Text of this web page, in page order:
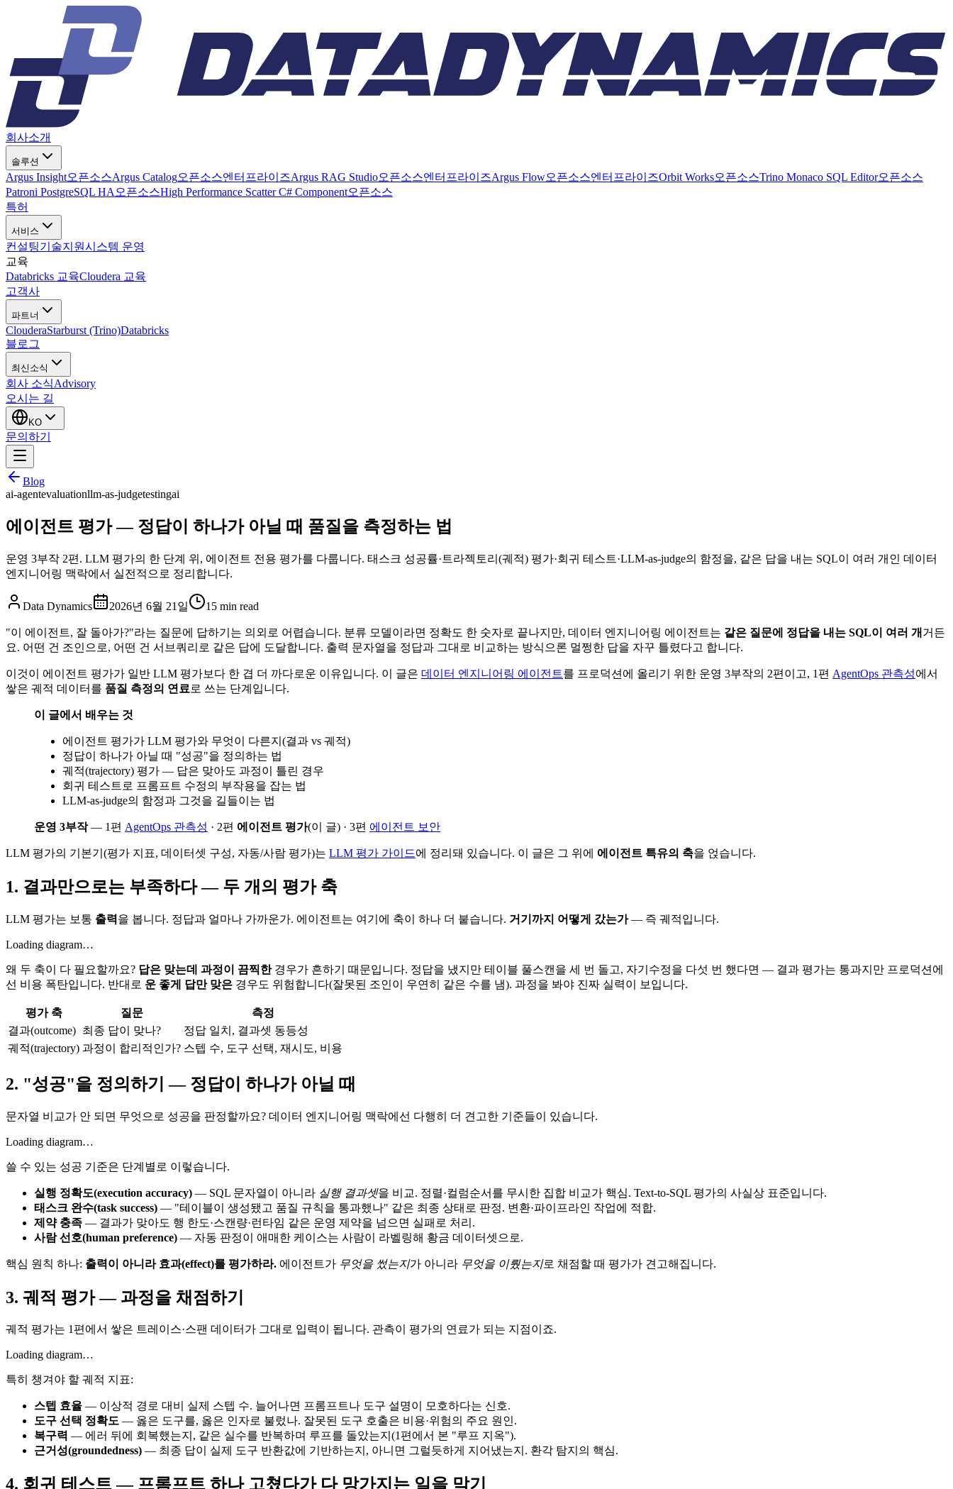
회사소개
솔루션
Argus Insight오픈소스Argus Catalog오픈소스엔터프라이즈Argus RAG Studio오픈소스엔터프라이즈Argus Flow오픈소스엔터프라이즈Orbit Works오픈소스Trino Monaco SQL Editor오픈소스
Patroni PostgreSQL HA 오픈소스High Performance Scatter C# Component오픈소스
특허
서비스
컨설팅기술지원시스템 운영
교육
Databricks 교육Cloudera 교육
고객사
파트너
ClouderaStarburst (Trino)Databricks
블로그
최신소식
회사 소식Advisory
오시는 길
KO
문의하기
Blog
ai-agentevaluationllm-as-judgetestingai
에이전트 평가 — 정답이 하나가 아닐 때 품질을 측정하는 법
운영 3부작 2편. LLM 평가의 한 단계 위, 에이전트 전용 평가를 다룹니다. 태스크 성공률·트라젝토리(궤적) 평가·회귀 테스트·LLM-as-judge의 함정을, 같은 답을 내는 SQL이 여러 개인 데이터
엔지니어링 맥락에서 실전적으로 정리합니다.
Data Dynamics 2026년 6월 21일 15 min read
"이 에이전트, 잘 돌아가?"라는 질문에 답하기는 의외로 어렵습니다. 분류 모델이라면 정확도 한 숫자로 끝나지만, 데이터 엔지니어링 에이전트는 같은 질문에 정답을 내는 SQL이 여러 개 거든
요. 어떤 건 조인으로, 어떤 건 서브쿼리로 같은 답에 도달합니다. 출력 문자열을 정답과 그대로 비교하는 방식으론 멀쩡한 답을 자꾸 틀렸다고 합니다.
이것이 에이전트 평가가 일반 LLM 평가보다 한 겹 더 까다로운 이유입니다. 이 글은 데이터 엔지니어링 에이전트를 프로덕션에 올리기 위한 운영 3부작의 2편이고, 1편 AgentOps 관측성에서
쌓은 궤적 데이터를 품질 측정의 연료 로 쓰는 단계입니다.
이 글에서 배우는 것
에이전트 평가가 LLM 평가와 무엇이 다른지(결과 vs 궤적)
정답이 하나가 아닐 때 "성공"을 정의하는 법
궤적(trajectory) 평가 — 답은 맞아도 과정이 틀린 경우
회귀 테스트로 프롬프트 수정의 부작용을 잡는 법
LLM-as-judge의 함정과 그것을 길들이는 법
운영 3부작— 1편 AgentOps 관측성 · 2편 에이전트 평가(이 글) · 3편 에이전트 보안
LLM 평가의 기본기(평가 지표, 데이터셋 구성, 자동/사람 평가)는 LLM 평가 가이드에 정리돼 있습니다. 이 글은 그 위에 에이전트 특유의 축을 얹습니다.
1. 결과만으로는 부족하다 — 두 개의 평가 축
LLM 평가는 보통 출력을 봅니다. 정답과 얼마나 가까운가. 에이전트는 여기에 축이 하나 더 붙습니다. 거기까지 어떻게 갔는가— 즉 궤적입니다.
Loading diagram…
왜 두 축이 다 필요할까요? 답은 맞는데 과정이 끔찍한경우가 흔하기 때문입니다. 정답을 냈지만 테이블 풀스캔을 세 번 돌고, 자기수정을 다섯 번 했다면 — 결과 평가는 통과지만 프로덕션에
선 비용 폭탄입니다. 반대로 운 좋게 답만 맞은 경우도 위험합니다(잘못된 조인이 우연히 같은 수를 냄). 과정을 봐야 진짜 실력이 보입니다.
평가 축 질문
측정
결과(outcome) 최종 답이 맞나?
정답 일치, 결과셋 동등성
궤적(trajectory) 과정이 합리적인가? 스텝 수, 도구 선택, 재시도, 비용
2. "성공"을 정의하기 — 정답이 하나가 아닐 때
문자열 비교가 안 되면 무엇으로 성공을 판정할까요? 데이터 엔지니어링 맥락에선 다행히 더 견고한 기준들이 있습니다.
Loading diagram…
쓸 수 있는 성공 기준은 단계별로 이렇습니다.
실행 정확도(execution accuracy) — SQL 문자열이 아니라 실행 결과셋을 비교. 정렬·컬럼순서를 무시한 집합 비교가 핵심. Text-to-SQL 평가의 사실상 표준입니다.
태스크 완수(task success) — "테이블이 생성됐고 품질 규칙을 통과했나" 같은 최종 상태로 판정. 변환·파이프라인 작업에 적합.
제약 충족 — 결과가 맞아도 행 한도·스캔량·런타임 같은 운영 제약을 넘으면 실패로 처리.
사람 선호(human preference) — 자동 판정이 애매한 케이스는 사람이 라벨링해 황금 데이터셋으로.
핵심 원칙 하나: 출력이 아니라 효과(effect)를 평가하라. 에이전트가 무엇을 썼는지가 아니라 무엇을 이뤘는지로 채점할 때 평가가 견고해집니다.
3. 궤적 평가 — 과정을 채점하기
궤적 평가는 1편에서 쌓은 트레이스·스팬 데이터가 그대로 입력이 됩니다. 관측이 평가의 연료가 되는 지점이죠.
Loading diagram…
특히 챙겨야 할 궤적 지표:
스텝 효율 — 이상적 경로 대비 실제 스텝 수. 늘어나면 프롬프트나 도구 설명이 모호하다는 신호.
도구 선택 정확도 — 옳은 도구를, 옳은 인자로 불렀나. 잘못된 도구 호출은 비용·위험의 주요 원인.
복구력 — 에러 뒤에 회복했는지, 같은 실수를 반복하며 루프를 돌았는지(1편에서 본 "루프 지옥").
근거성(groundedness) — 최종 답이 실제 도구 반환값에 기반하는지, 아니면 그럴듯하게 지어냈는지. 환각 탐지의 핵심.
4. 회귀 테스트 — 프롬프트 하나 고쳤다가 다 망가지는 일을 막기